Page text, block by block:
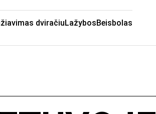
dviračiuLažybosBeisbolas